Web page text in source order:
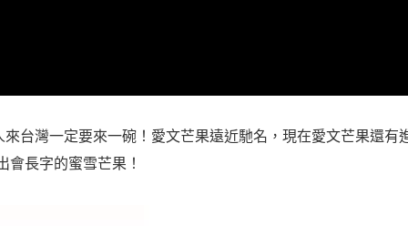
台灣一定要來一碗！愛文芒果遠近馳名，現在愛文芒果還有
會長字的蜜雪芒果！